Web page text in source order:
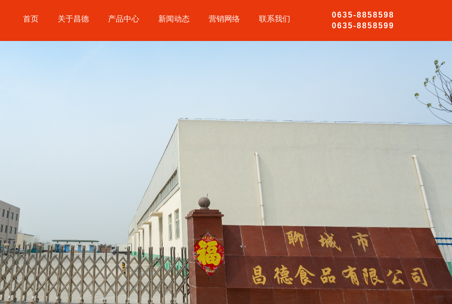
首页 关于昌德 产品中心 新闻动态 营销网络 联系我们
0635-8858598
0635-8858599